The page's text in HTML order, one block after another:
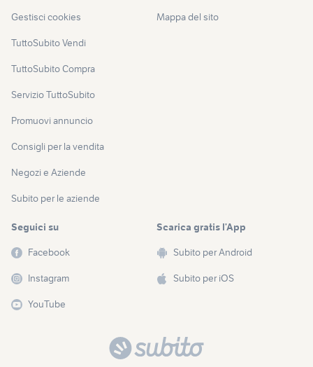
Gestisci cookies
TuttoSubito Vendi
TuttoSubito Compra
Servizio TuttoSubito
Promuovi annuncio
Consigli per la vendita
Negozi e Aziende
Subito per le aziende
Mappa del sito
Seguici su
Facebook
Instagram
YouTube
Scarica gratis l’App
Subito per Android
Subito per iOS